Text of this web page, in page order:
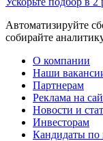
Автоматизируйте
собирайте
О компании
Наши
Партнерам
Реклама на
Новости и
Инвесторам
Кандидаты по